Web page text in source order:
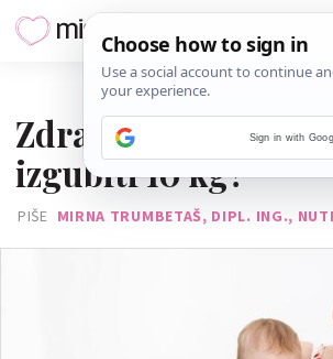
Zdrava dijeta za
izgubiti 10 kg?
PIŠE MIRNA TRUMBETAŠ, DIPL. ING.,
Sign in with